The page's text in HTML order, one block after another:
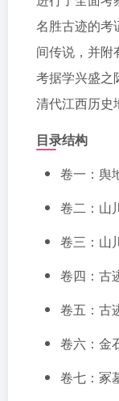
名胜古迹的考
间传说，并附
考据学兴盛之
清代江西历史
目录结构
卷一：舆
卷二：山
卷三：山
卷四：古
卷五：古
卷六：金
卷七：冢